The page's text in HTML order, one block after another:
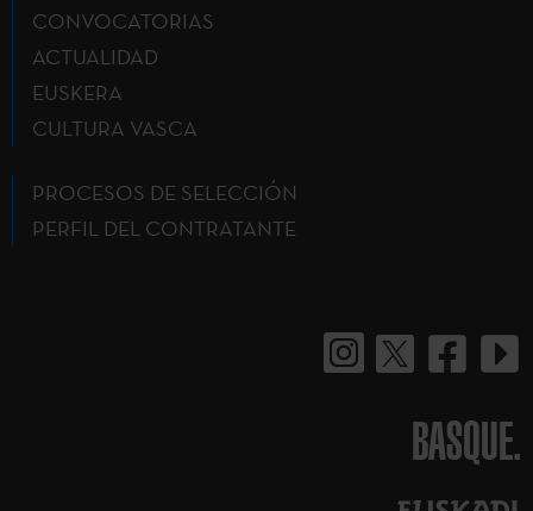
CONVOCATORIAS
ACTUALIDAD
EUSKERA
CULTURA VASCA
PROCESOS DE SELECCIÓN
PERFIL DEL CONTRATANTE
BASQUE.